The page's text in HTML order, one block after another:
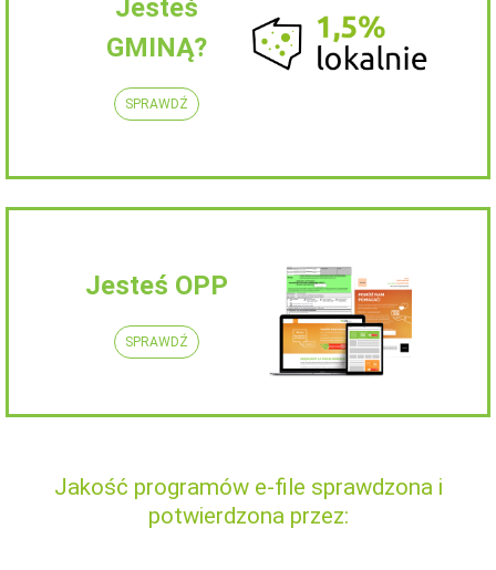
Jesteś
GMINĄ?
SPRAWDŹ
Jesteś OPP
SPRAWDŹ
Jakość programów e-file sprawdzona i
potwierdzona przez: